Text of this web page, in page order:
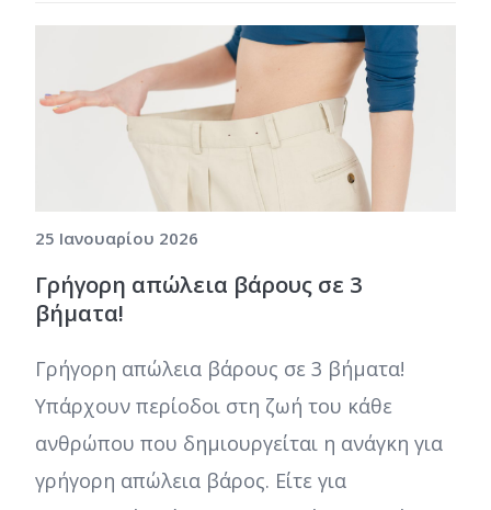
25 Ιανουαρίου 2026
Γρήγορη απώλεια βάρους σε 3
βήματα!
Γρήγορη απώλεια βάρους σε 3 βήματα!
Υπάρχουν περίοδοι στη ζωή του κάθε
ανθρώπου που δημιουργείται η ανάγκη για
γρήγορη απώλεια βάρος. Είτε για